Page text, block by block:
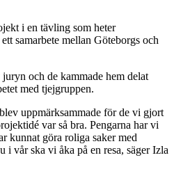
i en tävling som heter
samarbete mellan Göteborgs och
och de kammade hem delat
med tjejgruppen.
uppmärksammade för de vi gjort
var så bra. Pengarna har vi
kunnat göra roliga saker med
i vår ska vi åka på en resa, säger Izla